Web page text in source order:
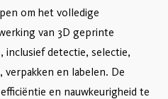
om het volledige
van 3D geprinte
detectie, selectie,
en labelen. De
en nauwkeurigheid te